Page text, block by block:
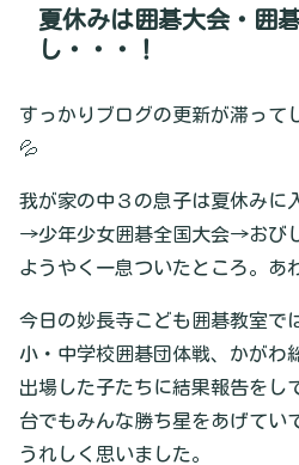
夏休みは囲碁大会・囲
し・・・！
すっかりブログの更新が滞って
💦
我が家の中３の息子は夏休みに
→少年少女囲碁全国大会→おび
ようやく一息ついたところ。あ
今日の妙長寺こども囲碁教室で
小・中学校囲碁団体戦、かがわ
出場した子たちに結果報告をし
台でもみんな勝ち星をあげてい
うれしく思いました。